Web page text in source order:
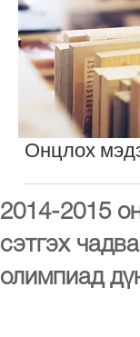
Онцлох
2014-2015
сэтгэх
олимпиад